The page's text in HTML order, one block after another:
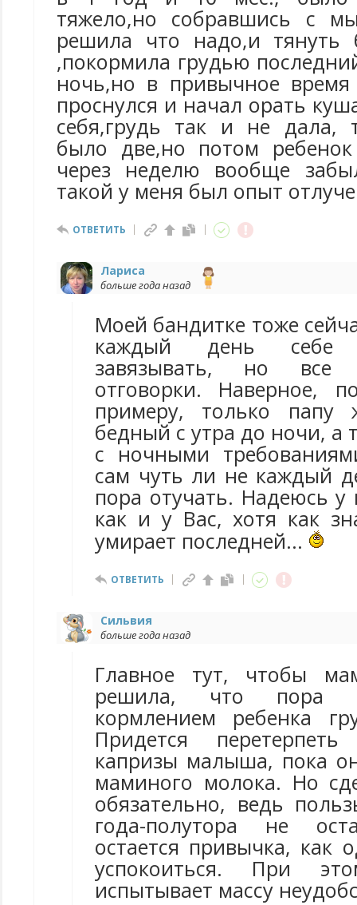
тяжело,но собравшись с
решила что надо,и тянуть
,покормила грудью
ночь,но в привычное время
проснулся и начал орать
себя,грудь так и не дала,
было две,но потом
через неделю вообще
такой у меня был опыт
ОТВЕТИТЬ
Лариса
больше года назад
Моей бандитке тоже
каждый день себе
завязывать, но все
отговорки. Наверное,
примеру, только папу
бедный с утра до ночи, а
с ночными
сам чуть ли не каждый
пора отучать. Надеюсь у
как и у Вас, хотя как
умирает последней...
ОТВЕТИТЬ
Сильвия
больше года назад
Главное тут, чтобы
решила, что пора
кормлением ребенка
Придется
капризы малыша, пока
маминого молока. Но
обязательно, ведь
года-полутора не
остается привычка, как
успокоиться. При
испытывает массу